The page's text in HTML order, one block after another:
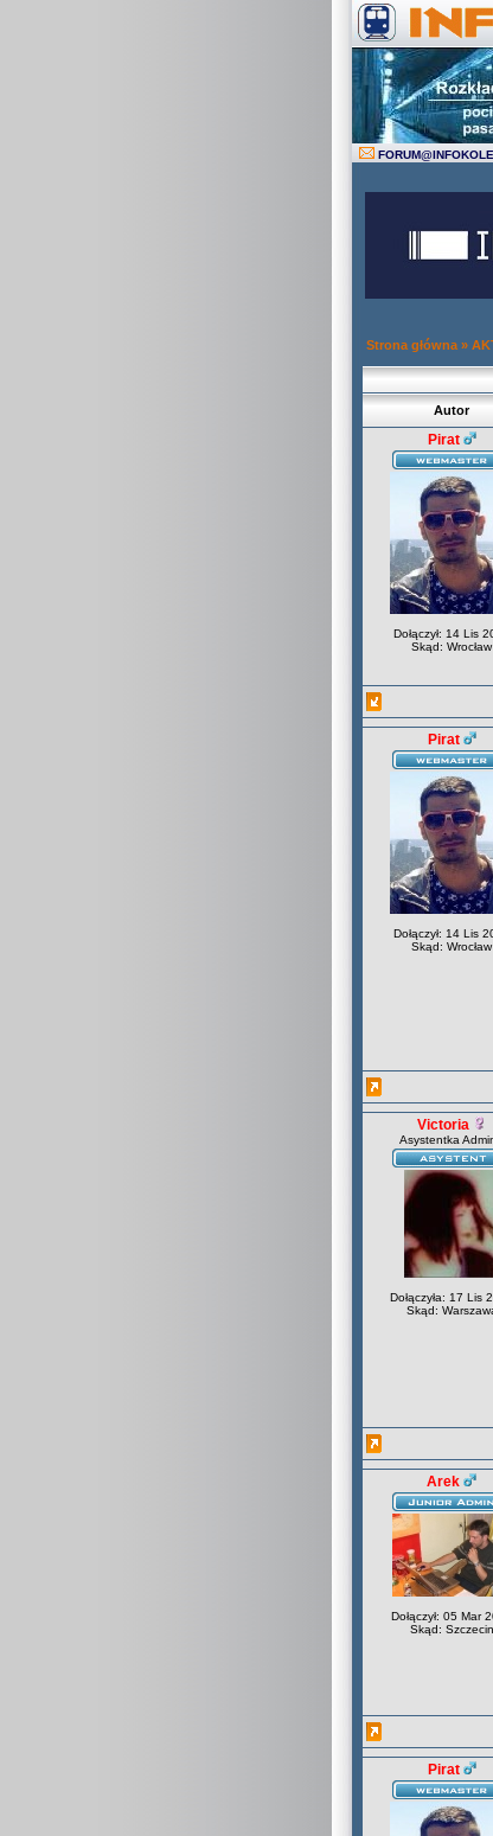
FORUM@
Strona główna »
Autor
Pirat
Dołączył: 14 Lis
Skąd: Wrocław
Pirat
Dołączył: 14 Lis
Skąd: Wrocław
Victoria
Asystentka
Dołączyła: 17 Lis
Skąd:
Arek
Dołączył: 05 Mar
Skąd: Szczecin
Pirat